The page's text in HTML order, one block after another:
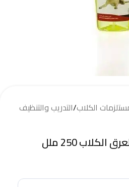
الكلاب/التدريب والتنظيف
250 ملل